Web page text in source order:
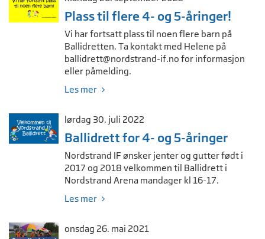
Plass til flere 4- og 5-åringer!
Vi har fortsatt plass til noen flere barn på
Ballidretten. Ta kontakt med Helene på
ballidrett@nordstrand-if.no for informasjon
eller påmelding.
Les mer
lørdag 30. juli 2022
Ballidrett for 4- og 5-åringer
Nordstrand IF ønsker jenter og gutter født i
2017 og 2018 velkommen til Ballidrett i
Nordstrand Arena mandager kl 16-17.
Les mer
onsdag 26. mai 2021